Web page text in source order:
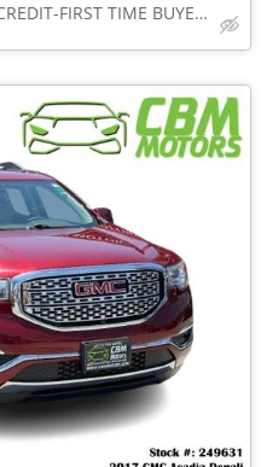
BAD CREDIT-NO CREDIT-FIRST TIME BUYER-NO PROBLEM! 👌